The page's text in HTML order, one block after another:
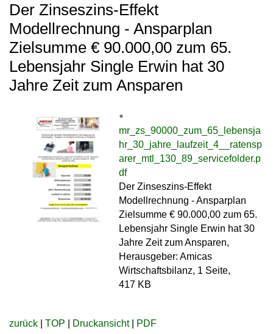
Der Zinseszins-Effekt
Modellrechnung - Ansparplan
Zielsumme € 90.000,00 zum 65.
Lebensjahr Single Erwin hat 30
Jahre Zeit zum Ansparen
mr_zs_90000_zum_65_lebensja
hr_30_jahre_laufzeit_4__ratensp
arer_mtl_130_89_servicefolder.p
df
Der Zinseszins-Effekt
Modellrechnung - Ansparplan
Zielsumme € 90.000,00 zum 65.
Lebensjahr Single Erwin hat 30
Jahre Zeit zum Ansparen,
Herausgeber: Amicas
Wirtschaftsbilanz, 1 Seite,
417 KB
zurück TOP Druckansicht| PDF